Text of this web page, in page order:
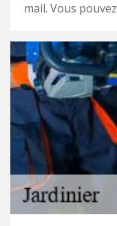
mail. Vous